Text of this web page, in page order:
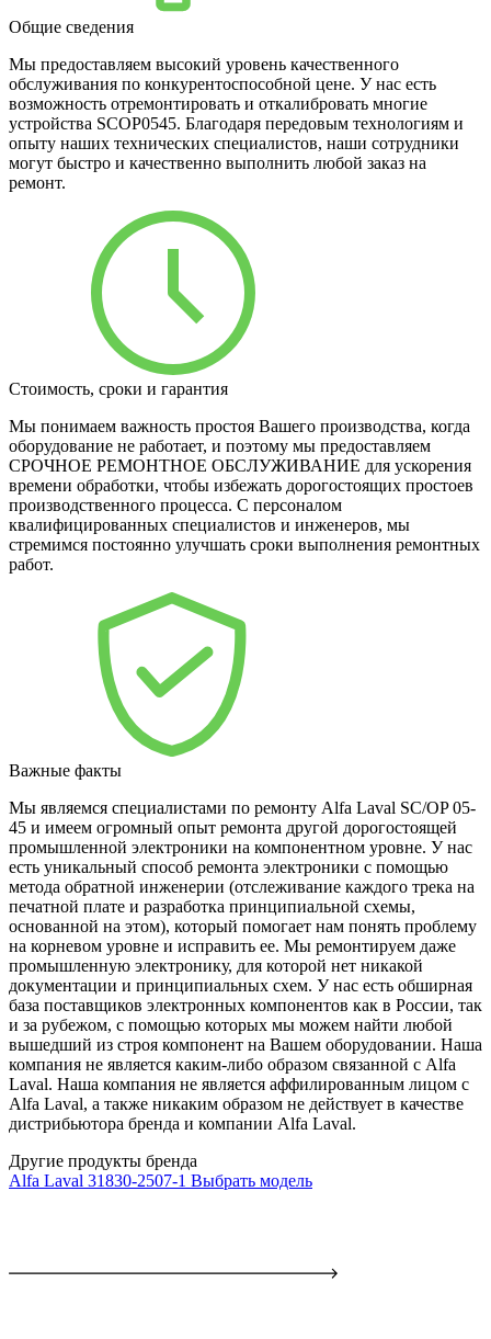
Общие сведения
Мы предоставляем высокий уровень качественного
обслуживания по конкурентоспособной цене. У нас есть
возможность отремонтировать и откалибровать многие
устройства SCOP0545. Благодаря передовым технологиям и
опыту наших технических специалистов, наши сотрудники
могут быстро и качественно выполнить любой заказ на
ремонт.
Стоимость, сроки и гарантия
Мы понимаем важность простоя Вашего производства, когда
оборудование не работает, и поэтому мы предоставляем
СРОЧНОЕ РЕМОНТНОЕ ОБСЛУЖИВАНИЕ для ускорения
времени обработки, чтобы избежать дорогостоящих простоев
производственного процесса. С персоналом
квалифицированных специалистов и инженеров, мы
стремимся постоянно улучшать сроки выполнения ремонтных
работ.
Важные факты
Мы являемся специалистами по ремонту Alfa Laval SC/OP 05-
45 и имеем огромный опыт ремонта другой дорогостоящей
промышленной электроники на компонентном уровне. У нас
есть уникальный способ ремонта электроники с помощью
метода обратной инженерии (отслеживание каждого трека на
печатной плате и разработка принципиальной схемы,
основанной на этом), который помогает нам понять проблему
на корневом уровне и исправить ее. Мы ремонтируем даже
промышленную электронику, для которой нет никакой
документации и принципиальных схем. У нас есть обширная
база поставщиков электронных компонентов как в России, так
и за рубежом, с помощью которых мы можем найти любой
вышедший из строя компонент на Вашем оборудовании. Наша
компания не является каким-либо образом связанной с Alfa
Laval. Наша компания не является аффилированным лицом с
Alfa Laval, а также никаким образом не действует в качестве
дистрибьютора бренда и компании Alfa Laval.
Другие продукты бренда
Alfa Laval 31830-2507-1 Выбрать модель